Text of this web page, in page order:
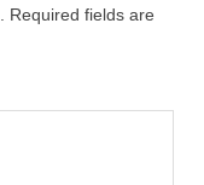
Required fields are